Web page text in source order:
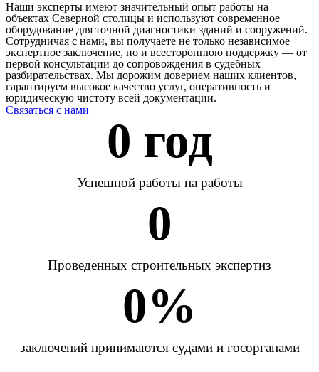
Наши эксперты имеют значительный опыт работы на
объектах Северной столицы и используют современное
оборудование для точной диагностики зданий и сооружений.
Сотрудничая с нами, вы получаете не только независимое
экспертное заключение, но и всестороннюю поддержку — от
первой консультации до сопровождения в судебных
разбирательствах. Мы дорожим доверием наших клиентов,
гарантируем высокое качество услуг, оперативность и
юридическую чистоту всей документации.
Связаться с нами
0 год
Успешной работы на работы
0
Проведенных строительных экспертиз
0%
заключений принимаются судами и госорганами